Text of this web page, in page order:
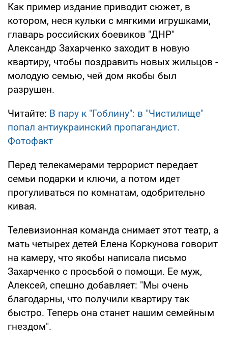
Как пример издание приводит сюжет, в
котором, неся кульки с мягкими игрушками,
главарь российских боевиков "ДНР"
Александр Захарченко заходит в новую
квартиру, чтобы поздравить новых жильцов -
молодую семью, чей дом якобы был
разрушен.
Читайте: В пару к "Гоблину": в "Чистилище"
попал антиукраинский пропагандист.
Фотофакт
Перед телекамерами террорист передает
семьи подарки и ключи, а потом идет
прогуливаться по комнатам, одобрительно
кивая.
Телевизионная команда снимает этот театр, а
мать четырех детей Елена Коркунова говорит
на камеру, что якобы написала письмо
Захарченко с просьбой о помощи. Ее муж,
Алексей, спешно добавляет: "Мы очень
благодарны, что получили квартиру так
быстро. Теперь она станет нашим семейным
гнездом".